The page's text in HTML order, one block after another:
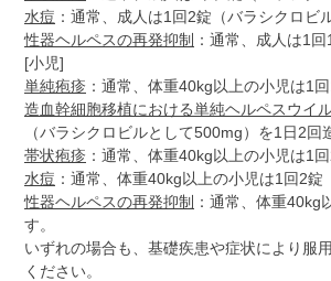
水痘 ：通常、成人は1回2錠（バラシクロビ
性器ヘルペスの再発抑制 ：通常、成人は1
[小児]
単純疱疹 ：通常、体重40kg以上の小児は1
造血幹細胞移植における単純ヘルペスウイ
（バラシクロビルとして500mg）を1日2
帯状疱疹 ：通常、体重40kg以上の小児は1
水痘 ：通常、体重40kg以上の小児は1回2
性器ヘルペスの再発抑制 ：通常、体重
す。
いずれの場合も、基礎疾患や症状により服
ください。